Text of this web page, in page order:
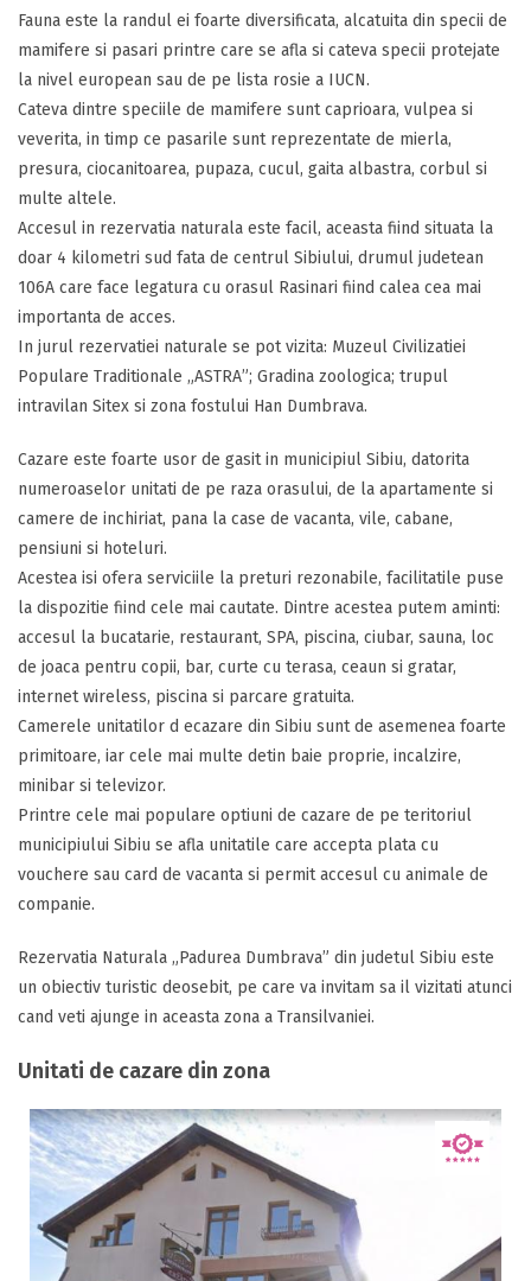
Fauna este la randul ei foarte diversificata, alcatuita din specii de
mamifere si pasari printre care se afla si cateva specii protejate
la nivel european sau de pe lista rosie a IUCN.
Cateva dintre speciile de mamifere sunt caprioara, vulpea si
veverita, in timp ce pasarile sunt reprezentate de mierla,
presura, ciocanitoarea, pupaza, cucul, gaita albastra, corbul si
multe altele.
Accesul in rezervatia naturala este facil, aceasta fiind situata la
doar 4 kilometri sud fata de centrul Sibiului, drumul judetean
106A care face legatura cu orasul Rasinari fiind calea cea mai
importanta de acces.
In jurul rezervatiei naturale se pot vizita: Muzeul Civilizatiei
Populare Traditionale „ASTRA”; Gradina zoologica; trupul
intravilan Sitex si zona fostului Han Dumbrava.
Cazare este foarte usor de gasit in municipiul Sibiu, datorita
numeroaselor unitati de pe raza orasului, de la apartamente si
camere de inchiriat, pana la case de vacanta, vile, cabane,
pensiuni si hoteluri.
Acestea isi ofera serviciile la preturi rezonabile, facilitatile puse
la dispozitie fiind cele mai cautate. Dintre acestea putem aminti:
accesul la bucatarie, restaurant, SPA, piscina, ciubar, sauna, loc
de joaca pentru copii, bar, curte cu terasa, ceaun si gratar,
internet wireless, piscina si parcare gratuita.
Camerele unitatilor d ecazare din Sibiu sunt de asemenea foarte
primitoare, iar cele mai multe detin baie proprie, incalzire,
minibar si televizor.
Printre cele mai populare optiuni de cazare de pe teritoriul
municipiului Sibiu se afla unitatile care accepta plata cu
vouchere sau card de vacanta si permit accesul cu animale de
companie.
Rezervatia Naturala „Padurea Dumbrava” din judetul Sibiu este
un obiectiv turistic deosebit, pe care va invitam sa il vizitati atunci
cand veti ajunge in aceasta zona a Transilvaniei.
Unitati de cazare din zona